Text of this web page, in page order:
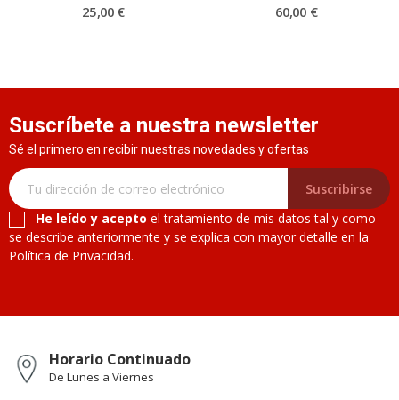
25,00 € 60,00 €
Suscríbete a nuestra newsletter
Sé el primero en recibir nuestras novedades y ofertas
Suscribirse
He leído y acepto el tratamiento de mis datos tal y como
se describe anteriormente y se explica con mayor detalle en la
Política de Privacidad.
Horario Continuado
De Lunes a Viernes